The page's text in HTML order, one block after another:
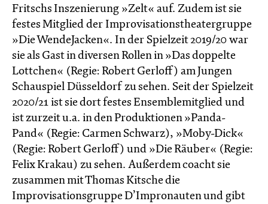
Fritschs Inszenierung »Zelt« auf. Zudem ist sie
festes Mitglied der Improvisationstheatergruppe
»Die WendeJacken«. In der Spielzeit 2019/20 war
sie als Gast in diversen Rollen in »Das doppelte
Lottchen« (Regie: Robert Gerloff) am Jungen
Schauspiel Düsseldorf zu sehen. Seit der Spielzeit
2020/21 ist sie dort festes Ensemblemitglied und
ist zurzeit u.a. in den Produktionen »Panda-
Pand« (Regie: Carmen Schwarz), »Moby-Dick«
(Regie: Robert Gerloff) und »Die Räuber« (Regie:
Felix Krakau) zu sehen. Außerdem coacht sie
zusammen mit Thomas Kitsche die
Improvisationsgruppe D’Impronauten und gibt